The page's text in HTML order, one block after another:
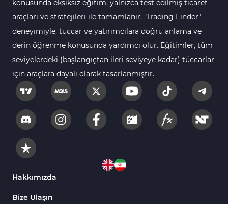
Tradingview Göstergeleri
1
Pivot ve Fraktallar TradingView
Göstergeleri
3
Trend Tradingview Göstergeleri 4
TradingView'de Momentum
Göstergeleri
Giriş ve Çıkış Tradingview
Göstergeleri
Forex Tradingview
Para Birimi Gücü Tradingview
konusunda eksiksiz eğitim, yalnızca test edilmiş ticaret
araçları ve stratejileri ile tamamlanır. "Trading Finder"
deneyimiyle, tüccar ve yatırımcılara doğru anlama ve
derin öğrenme konusunda yardımcı olur. Eğitimler, tüm
seviyelerdeki (başlangıçtan ileri seviyeye kadar) tüccarlar
için araçlara dayalı olarak tasarlanmıştır.
Hakkımızda
Bize Ulaşın